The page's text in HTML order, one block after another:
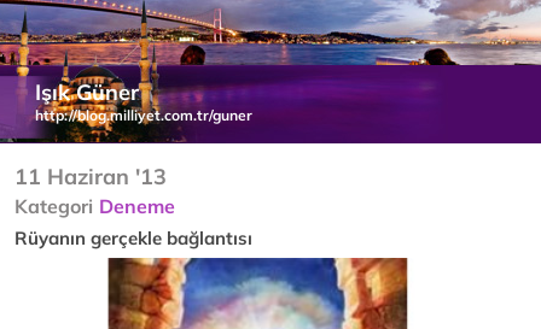
Işık Güner
http://blog.milliyet.com.tr/guner
11 Haziran '13
Kategori Deneme
Rüyanın gerçekle bağlantısı